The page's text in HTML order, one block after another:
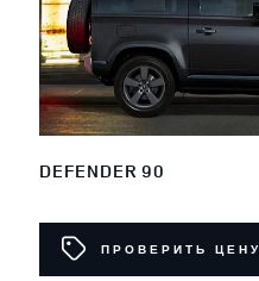
DEFENDER 90
ПРОВЕРИТЬ ЦЕНУ